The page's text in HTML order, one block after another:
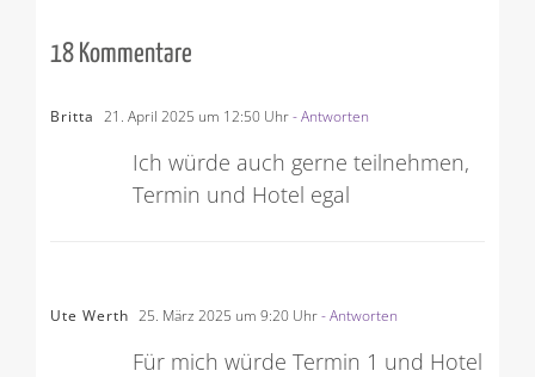
18 Kommentare
Britta 21. April 2025 um 12:50 Uhr- Antworten
Ich würde auch gerne teilnehmen,
Termin und Hotel egal
Ute Werth 25. März 2025 um 9:20 Uhr- Antworten
Für mich würde Termin 1 und Hotel